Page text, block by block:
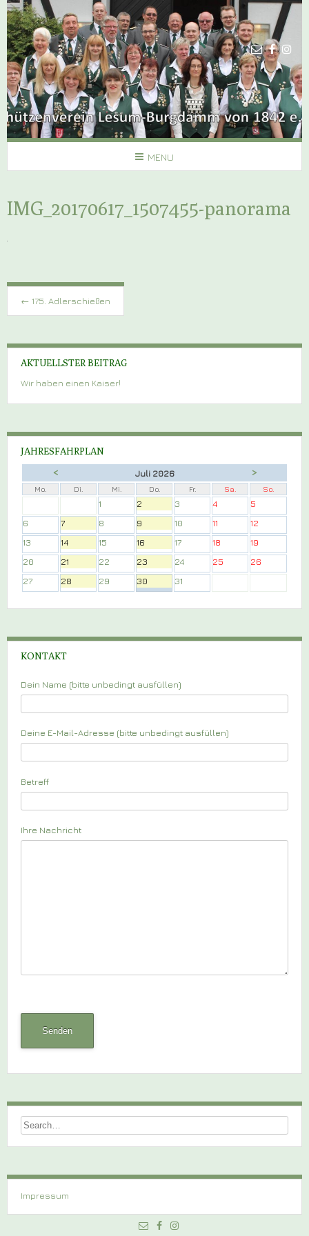
MENU
IMG_20170617_1507455-panorama
Post
navigation
← 175. Adlerschießen
AKTUELLSTER BEITRAG
Wir haben einen Kaiser!
JAHRESFAHRPLAN
< Juli 2026 >
Mo. Di. Mi. Do. Fr. Sa. So.
1 2 3 4
5
6
7 8 9 10 11
12
13
14 15 16 17 18
19
20
21 22 23 24 25
26
27
28 29 30 31
KONTAKT
Dein Name (bitte unbedingt ausfüllen)
Deine E-Mail-Adresse (bitte unbedingt ausfüllen)
Betreff
Ihre Nachricht
Impressum